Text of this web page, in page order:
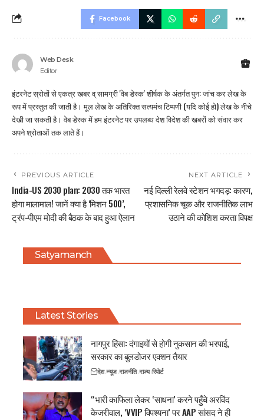
Facebook
Web Desk
Editor
इंटरनेट स्रोतों से एकत्र खबर व् सामग्री 'वेब डेस्क' शीर्षक के अंतर्गत पुन: जांच कर लेख के
रूप में प्रस्तुत की जाती है। मूल लेख के अतिरिक्त सत्यमंच टिप्पणी (यदि कोई हो) लेख के नीचे
देखी जा सकती है। वेब डेस्क में हम इंटरनेट पर उपलब्ध देश विदेश की खबरों को संवार कर
अपने श्रोताओं तक लाते हैं।
PREVIOUS ARTICLE
India-US 2030 plan: 2030 तक भारत
होगा मालामाल! जानें क्या है ‘मिशन 500’,
ट्रंप-पीएम मोदी की बैठक के बाद हुआ ऐलान
NEXT ARTICLE
नई दिल्ली रेलवे स्टेशन भगदड़: कारण,
प्रशासनिक चूक और राजनीतिक लाभ
उठाने की कोशिश करता विपक्ष
Satyamanch
Latest Stories
नागपुर हिंसा: दंगाइयों से होगी नुकसान की भरपाई,
सरकार का बुलडोजर एक्शन तैयार
देश न्यूज राजनीति राज्य रिपोर्ट
“भारी काफिला लेकर ‘साधना’ करने पहुँचे अरविंद
केजरीवाल, ‘VVIP विपश्यना’ पर AAP सांसद ने ही